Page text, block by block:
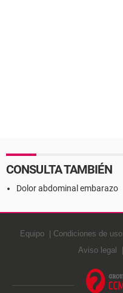
CONSULTA TAMBIÉN
Dolor abdominal embarazo
Equipo Condiciones de uso
Aviso legal